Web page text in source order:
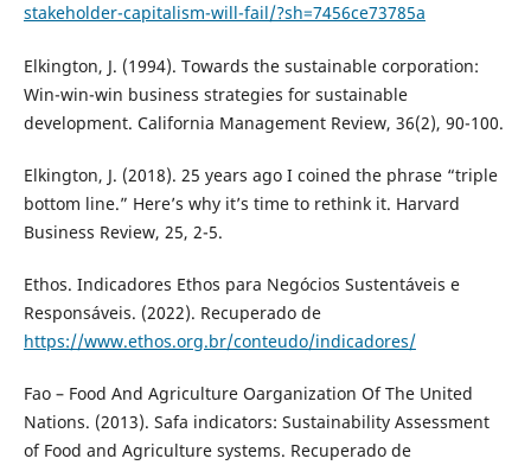
stakeholder-capitalism-will-fail/?sh=7456ce73785a
Elkington, J. (1994). Towards the sustainable corporation:
Win-win-win business strategies for sustainable
development. California Management Review, 36(2), 90-100.
Elkington, J. (2018). 25 years ago I coined the phrase “triple
bottom line.” Here’s why it’s time to rethink it. Harvard
Business Review, 25, 2-5.
Ethos. Indicadores Ethos para Negócios Sustentáveis e
Responsáveis. (2022). Recuperado de
https://www.ethos.org.br/conteudo/indicadores/
Fao – Food And Agriculture Oarganization Of The United
Nations. (2013). Safa indicators: Sustainability Assessment
of Food and Agriculture systems. Recuperado de